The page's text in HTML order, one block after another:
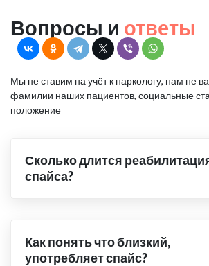
Вопросы и ответы
Мы не ставим на учёт к наркологу, нам не
фамилии наших пациентов, социальные
положение
Сколько длится
спайса?
Как понять что близкий,
употребляет спайс?